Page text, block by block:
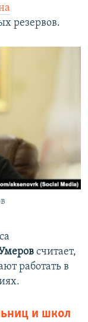
резервов.
считает,
работать в
и школ